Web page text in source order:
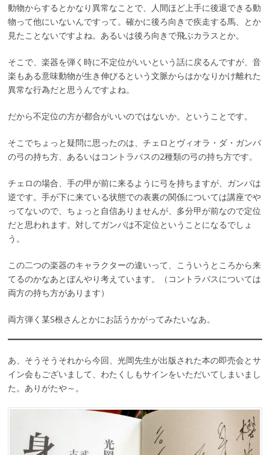
動物からするとかなり異常なことで、人間ほど上手に後退できる動
物って他にいないんですって。確かに後ろ向きで疾走する馬、とか
見たことないですよね。あるいは後ろ向きで飛ぶカラスとか。
そこで、楽器を弾く時に不定位がいいという話に戻るんですが、音
楽もある意味動物が生き伸びるという文脈からはかなりかけ離れた
異常な行為だと思うんですよね。
だから不定位の方が都合がいいのではないか。ということです。
そこでちょっと疑問に思ったのは、チェロとヴィオラ・ダ・ガンバ
の弓の持ち方、あるいはコントラバスの2種類の弓の持ち方です。
チェロの場合、手の甲が前に来るように弓を持ちますが、ガンバは
逆です。手が下に来ている状態での表裏の関係については講座でや
ってないので、ちょっと自信ありませんが、多分甲が前なので定位
だと思われます。対してガンバは不定位ということになるでしょ
う。
この二つの楽器のキャラクターの違いって、こういうところから来
てるのかなあとぼんやり考えています。（コントラバスについては
両方の持ち方があります）
両方弾く某S根さんとかにお話うかがってみたいなあ。
あ、そうそうそれから今回、光岡先生が出版された本の即売会とサ
イン会もございまして、わたくしもサインをいただいてしまいまし
た。ありがたや～。